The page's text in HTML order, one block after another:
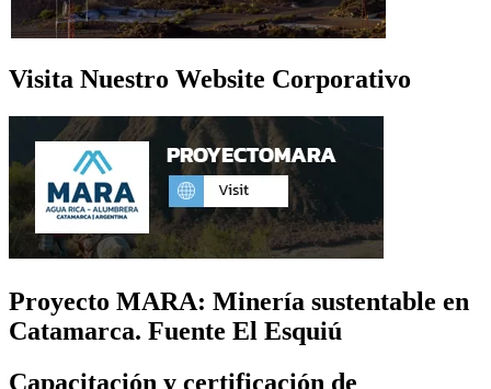
Visita Nuestro Website Corporativo
Proyecto MARA: Minería sustentable en
Catamarca. Fuente El Esquiú
Capacitación y certificación de